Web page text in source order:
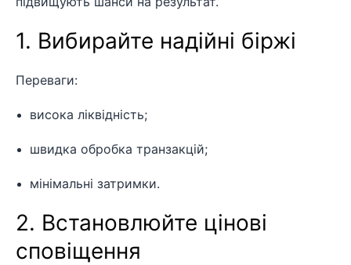
1. Вибирайте надійні біржі
Переваги:
висока ліквідність;
швидка обробка транзакцій;
мінімальні затримки.
2. Встановлюйте цінові
сповіщення